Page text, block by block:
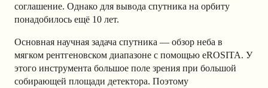
соглашение. Однако для вывода спутника на орбиту
понадобилось ещё 10 лет.
Основная научная задача спутника — обзор неба в
мягком рентгеновском диапазоне с помощью eROSITA. У
этого инструмента большое поле зрения при большой
собирающей площади детектора. Поэтому